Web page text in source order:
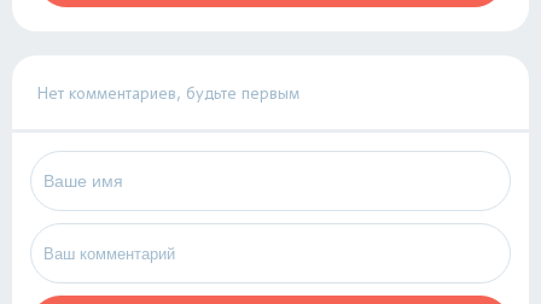
Нет комментариев, будьте первым